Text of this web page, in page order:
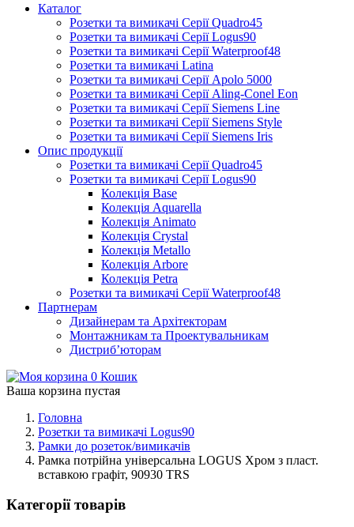
Каталог
Розетки та вимикачі Серії Quadro45
Розетки та вимикачі Серії Logus90
Розетки та вимикачі Серії Waterproof48
Розетки та вимикачі Latina
Розетки та вимикачі Серії Apolo 5000
Розетки та вимикачі Серії Aling-Conel Eon
Розетки та вимикачі Серії Siemens Line
Розетки та вимикачі Серії Siemens Style
Розетки та вимикачі Серії Siemens Iris
Опис продукції
Розетки та вимикачі Серії Quadro45
Розетки та вимикачі Серії Logus90
Колекція Base
Колекція Aquarella
Колекція Animato
Колекція Crystal
Колекція Metallo
Колекція Arbore
Колекція Petra
Розетки та вимикачі Серії Waterproof48
Партнерам
Дизайнерам та Архітекторам
Монтажникам та Проектувальникам
Дистриб’юторам
0 Кошик
Ваша корзина пустая
Головна
Розетки та вимикачі Logus90
Рамки до розеток/вимикачів
Рамка потрiйна універсальна LOGUS Хром з пласт.
вставкою графіт, 90930 TRS
Категорії товарів